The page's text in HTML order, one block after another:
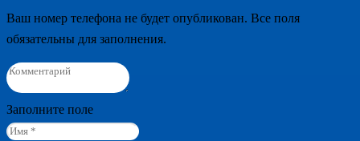
Ваш номер телефона не будет опубликован. Все поля
обязательны для заполнения.
Заполните поле